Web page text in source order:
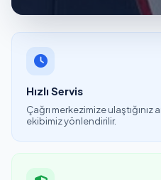
Hızlı Servis
Çağrı merkezimize
ekibimiz yönlendirilir.